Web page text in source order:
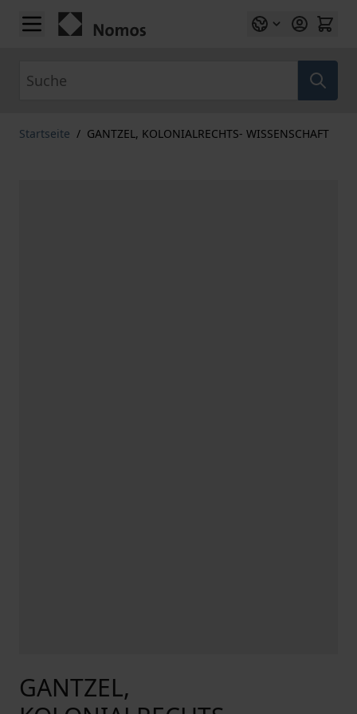
Zum Inhalt springen
Startseite / GANTZEL, KOLONIALRECHTS- WISSENSCHAFT
GANTZEL,